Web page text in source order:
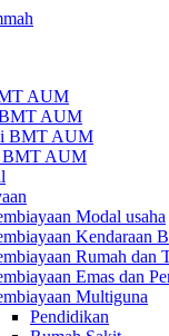
AUM
BMT AUM
BMT AUM
BMT AUM
Modal usaha
Kendaraan
Rumah dan
Emas dan
Multiguna
Pendidikan